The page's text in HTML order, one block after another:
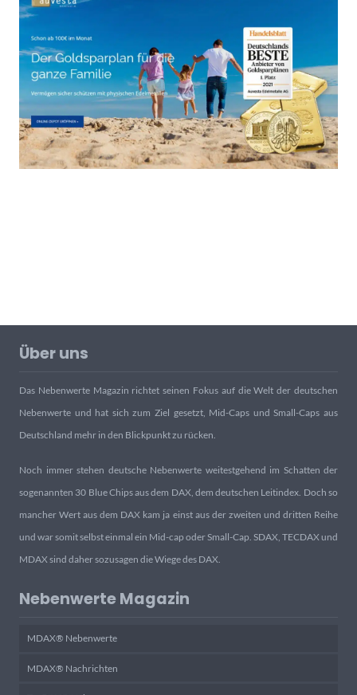
Über uns
Das Nebenwerte Magazin richtet seinen Fokus auf die Welt der deutschen
Nebenwerte und hat sich zum Ziel gesetzt, Mid-Caps und Small-Caps aus
Deutschland mehr in den Blickpunkt zu rücken.
Noch immer stehen deutsche Nebenwerte weitestgehend im Schatten der
sogenannten 30 Blue Chips aus dem DAX, dem deutschen Leitindex. Doch so
mancher Wert aus dem DAX kam ja einst aus der zweiten und dritten Reihe
und war somit selbst einmal ein Mid-cap oder Small-Cap. SDAX, TECDAX und
MDAX sind daher sozusagen die Wiege des DAX.
Nebenwerte Magazin
MDAX® Nebenwerte
MDAX® Nachrichten